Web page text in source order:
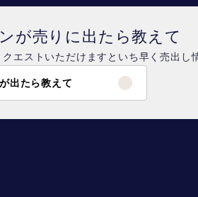
が売りに出たら教えて
エストいただけますといち早く売出し
出たら教えて